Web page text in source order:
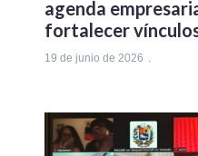
agenda
fortalecer
19 de junio de 2026